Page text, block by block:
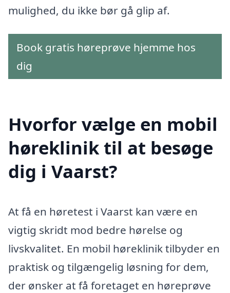
mulighed, du ikke bør gå glip af.
Book gratis høreprøve hjemme hos
dig
Hvorfor vælge en mobil
høreklinik til at besøge
dig i Vaarst?
At få en høretest i Vaarst kan være en
vigtig skridt mod bedre hørelse og
livskvalitet. En mobil høreklinik tilbyder en
praktisk og tilgængelig løsning for dem,
der ønsker at få foretaget en høreprøve